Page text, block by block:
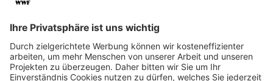
Breitmaulnashorn
Brillenbär